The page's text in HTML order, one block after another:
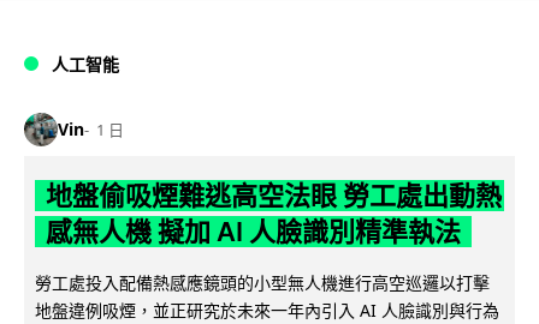
人工智能
Vin 1 日
地盤偷吸煙難逃高空法眼 勞工處出動熱
感無人機 擬加 AI 人臉識別精準執法
勞工處投入配備熱感應鏡頭的小型無人機進行高空巡邏以打擊
地盤違例吸煙，並正研究於未來一年內引入 AI 人臉識別與行為